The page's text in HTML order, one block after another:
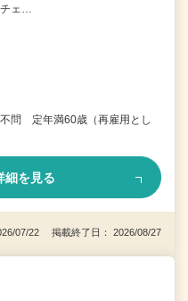
ェ…
問 定年満60歳（再雇用とし
細を見る
07/22 掲載終了日： 2026/08/27